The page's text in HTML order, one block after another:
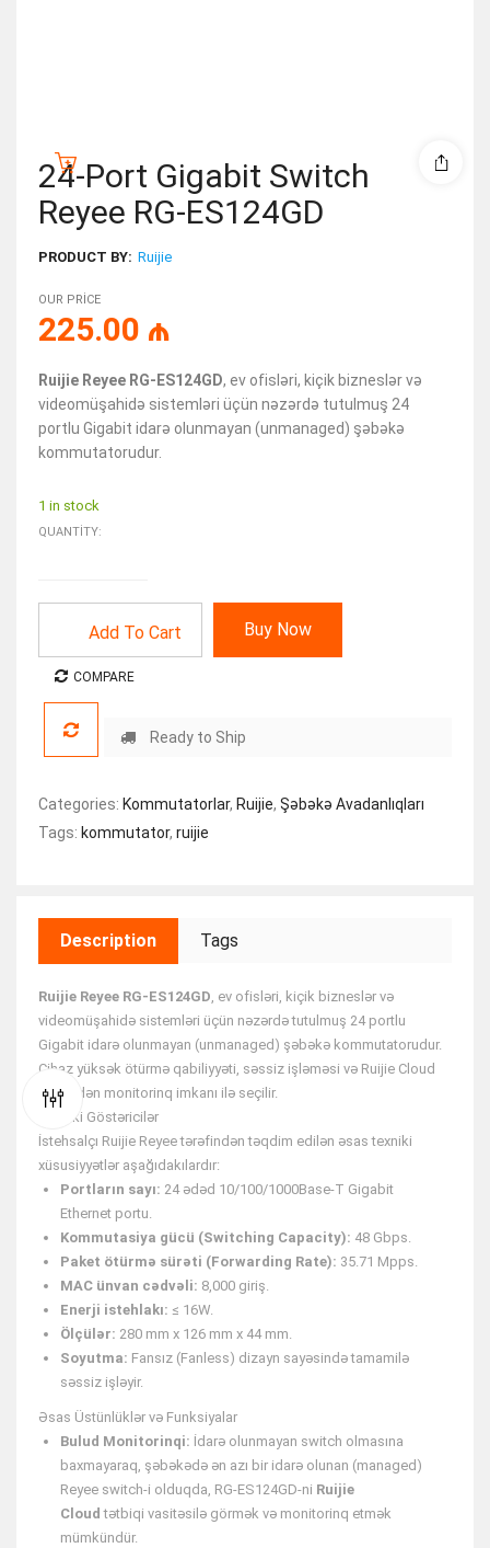
24-Port Gigabit Switch
Reyee RG-ES124GD
PRODUCT BY: Ruijie
OUR PRICE
225.00 ₼
Ruijie Reyee RG-ES124GD, ev ofisləri, kiçik bizneslər və
videomüşahidə sistemləri üçün nəzərdə tutulmuş 24
portlu Gigabit idarə olunmayan (unmanaged) şəbəkə
kommutatorudur.
1 in stock
QUANTITY:
Add To Cart Buy Now
COMPARE
Ready to Ship
Categories: Kommutatorlar, Ruijie, Şəbəkə Avadanlıqları
Tags: kommutator, ruijie
Description Tags
Ruijie Reyee RG-ES124GD, ev ofisləri, kiçik bizneslər və
videomüşahidə sistemləri üçün nəzərdə tutulmuş 24 portlu
Gigabit idarə olunmayan (unmanaged) şəbəkə kommutatorudur.
Cihaz yüksək ötürmə qabiliyyəti, səssiz işləməsi və Ruijie Cloud
üzərindən monitorinq imkanı ilə seçilir.
Texniki Göstəricilər
İstehsalçı Ruijie Reyee tərəfindən təqdim edilən əsas texniki
xüsusiyyətlər aşağıdakılardır:
Portların sayı: 24 ədəd 10/100/1000Base-T Gigabit
Ethernet portu.
Kommutasiya gücü (Switching Capacity): 48 Gbps.
Paket ötürmə sürəti (Forwarding Rate): 35.71 Mpps.
MAC ünvan cədvəli: 8,000 giriş.
Enerji istehlakı: ≤ 16W.
Ölçülər: 280 mm x 126 mm x 44 mm.
Soyutma: Fansız (Fanless) dizayn sayəsində tamamilə
səssiz işləyir.
Əsas Üstünlüklər və Funksiyalar
Bulud Monitorinqi: İdarə olunmayan switch olmasına
baxmayaraq, şəbəkədə ən azı bir idarə olunan (managed)
Reyee switch-i olduqda, RG-ES124GD-ni Ruijie
Cloud tətbiqi vasitəsilə görmək və monitorinq etmək
mümkündür.